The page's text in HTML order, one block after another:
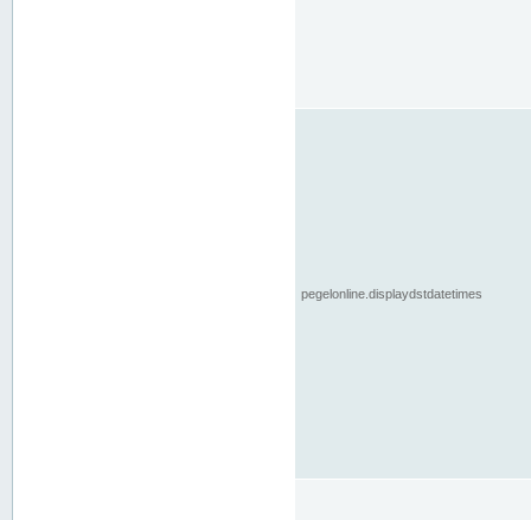
pegelonline.displaydstdatetimes